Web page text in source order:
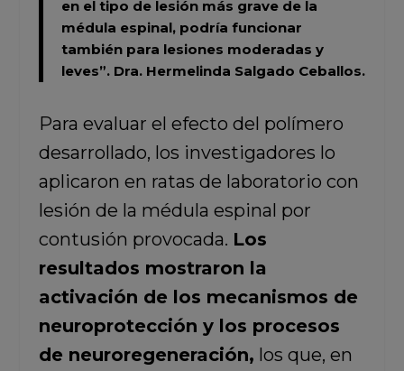
en el tipo de lesión más grave de la
médula espinal, podría funcionar
también para lesiones moderadas y
leves”. Dra. Hermelinda Salgado Ceballos.
Para evaluar el efecto del polímero
desarrollado, los investigadores lo
aplicaron en ratas de laboratorio con
lesión de la médula espinal por
contusión provocada. Los
resultados mostraron la
activación de los mecanismos de
neuroprotección y los procesos
de neuroregeneración, los que, en